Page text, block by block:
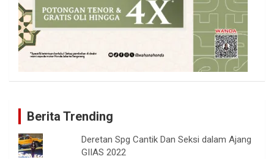
Berita Trending
Deretan Spg Cantik Dan Seksi dalam Ajang
GIIAS 2022